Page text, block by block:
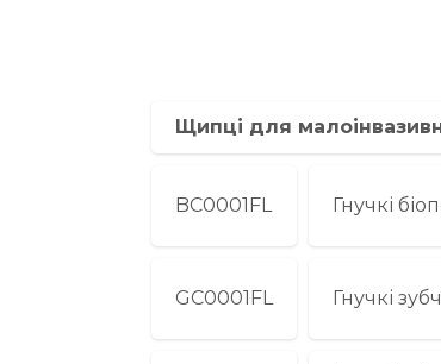
Щипці для
BС0001FL Гнучкі
GС0001FL Гнучкі